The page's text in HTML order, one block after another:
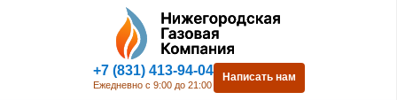
Нижегородская Газовая
+7 (831) 413-94-04
Ежедневно с 9:00 до 21:00
Написать нам